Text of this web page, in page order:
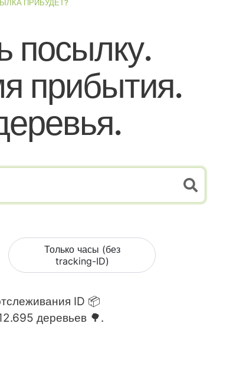
ПРИБУДЕТ?
посылку.
прибытия.
Только часы (без
tracking-ID)
ID 📦
деревьев 🌳.